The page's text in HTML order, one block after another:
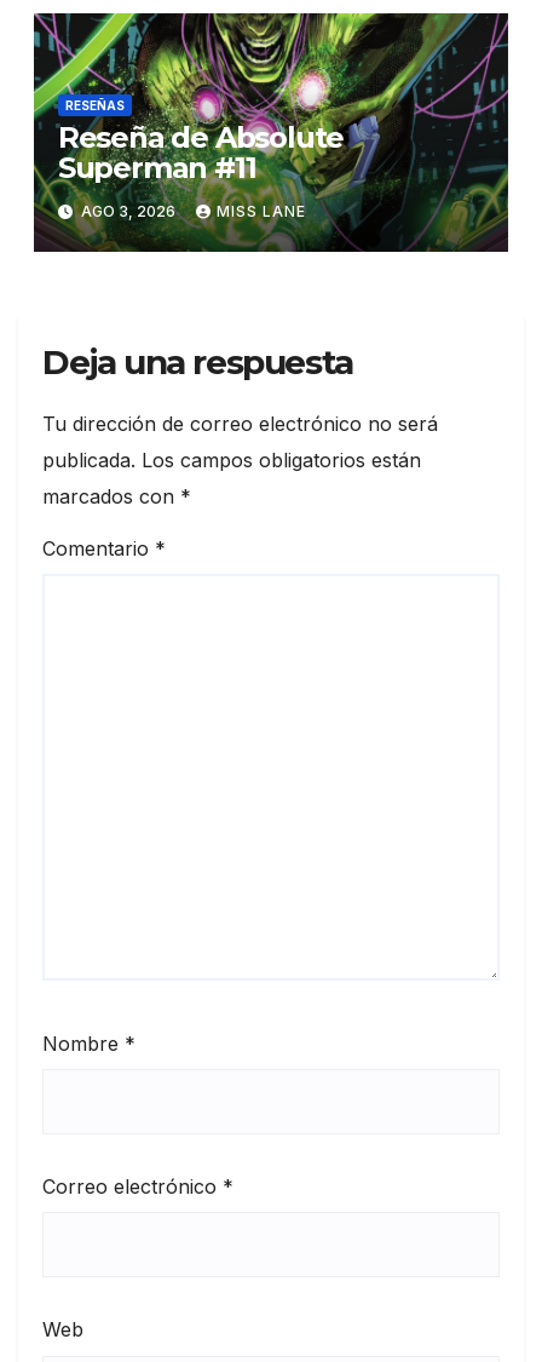
RESEÑAS
Reseña de Absolute
Superman #11
AGO 3, 2026 MISS LANE
Deja una respuesta
Tu dirección de correo electrónico no será
publicada. Los campos obligatorios están
marcados con *
Comentario *
Nombre *
Correo electrónico *
Web